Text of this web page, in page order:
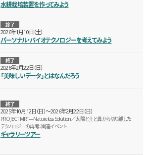
水耕栽培装置を作ってみよう
2026年1月10日（土）
終了
パーソナル・バイオテクノロジーを考えてみよう
2026年2月22日（日）
終了
「美味しいデータ」とはなんだろう
2025年10月12日（日）〜2026年2月22日（日）
終了
PROJECT MRT—Natureless Solution／太陽と土と糞から切り離した
テクノロジーの再考：関連イベント
ギャラリーツアー